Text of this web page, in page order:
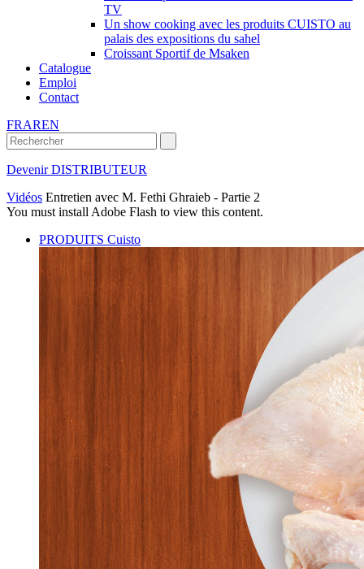
TV
Un show cooking avec les produits CUISTO au
palais des expositions du sahel
Croissant Sportif de Msaken
Catalogue
Emploi
Contact
FRAREN
Devenir DISTRIBUTEUR
Vidéos Entretien avec M. Fethi Ghraieb - Partie 2
You must install Adobe Flash to view this content.
PRODUITS Cuisto